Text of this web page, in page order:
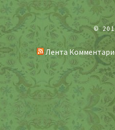
©
Лента